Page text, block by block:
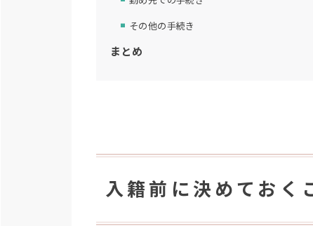
その他の手続き
まとめ
入籍前に決めておく